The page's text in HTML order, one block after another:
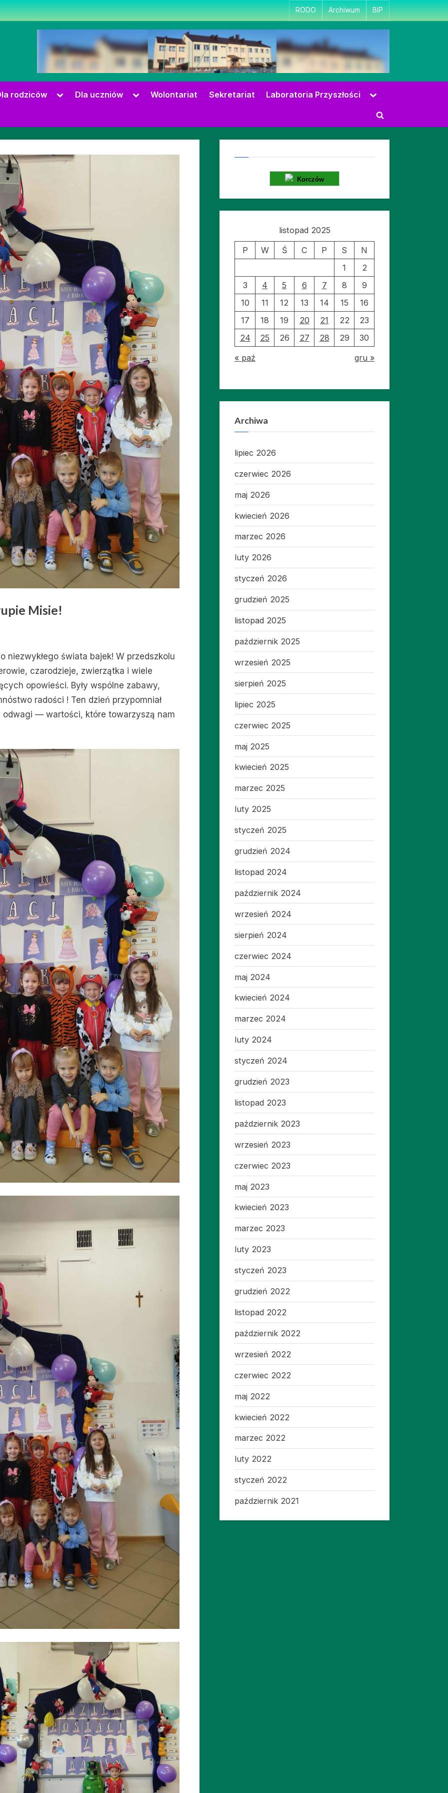
RODO Archiwum BIP
rodziców
ToggleDla uczniów
ToggleWolontariat Sekretariat Laboratoria Przyszłości
Toggle
menu
Toggle
Misie!
niezwykłego świata bajek! W przedszkolu
czarodzieje, zwierzątka i wiele
opowieści. Były wspólne zabawy,
radości ! Ten dzień przypomniał
odwagi — wartości, które towarzyszą nam
Korczów
listopad 2025
P W Ś C P S
N
1
2
3
4 5 6 7 8
9
10
11 12 13 14 15
16
17
18 19 20 21 22
23
24
25 26 27 28 29 30
« paź gru »
Archiwa
lipiec 2026
czerwiec 2026
maj 2026
kwiecień 2026
marzec 2026
luty 2026
styczeń 2026
grudzień 2025
listopad 2025
październik 2025
wrzesień 2025
sierpień 2025
lipiec 2025
czerwiec 2025
maj 2025
kwiecień 2025
marzec 2025
luty 2025
styczeń 2025
grudzień 2024
listopad 2024
październik 2024
wrzesień 2024
sierpień 2024
czerwiec 2024
maj 2024
kwiecień 2024
marzec 2024
luty 2024
styczeń 2024
grudzień 2023
listopad 2023
październik 2023
wrzesień 2023
czerwiec 2023
maj 2023
kwiecień 2023
marzec 2023
luty 2023
styczeń 2023
grudzień 2022
listopad 2022
październik 2022
wrzesień 2022
czerwiec 2022
maj 2022
kwiecień 2022
marzec 2022
luty 2022
styczeń 2022
październik 2021